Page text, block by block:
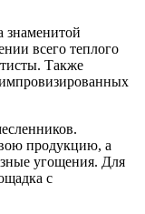
знаменитой
всего теплого
Также
продукцию, а
угощения. Для
с